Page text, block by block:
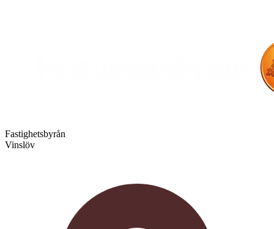
Fastighetsbyrån
Vinslöv